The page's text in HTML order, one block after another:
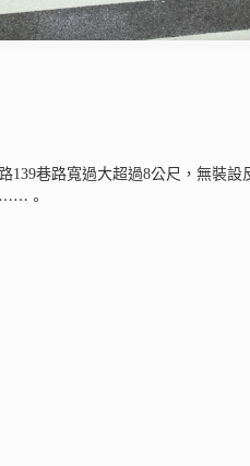
139巷路寬過大超過8公尺，無裝設
⋯⋯。